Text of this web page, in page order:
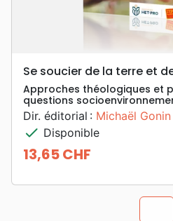
Se soucier de la terre et
Approches théologiques et
questions
Dir. éditorial : Michaël Gonin
check Disponible
Prix
13,65 CHF